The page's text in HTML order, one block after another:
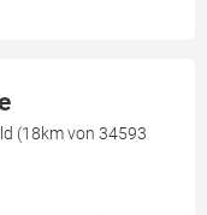
(18km von 34593